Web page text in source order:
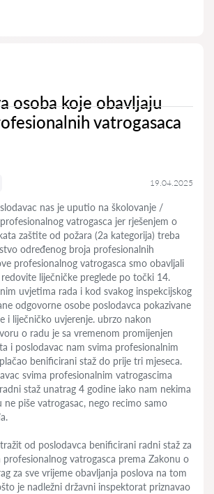
osoba koje obavljaju
vatrogasaca
19.04.2025
nas je uputio na školovanje /
vatrogasca jer rješenjem o
zaštite od požara (2a kategorija) treba
određenog broja profesionalnih
profesionalnog vatrogasca smo obavljali
liječničke preglede po točki 14.
uvjetima rada i kod svakog inspekcijskog
odgovorne osobe poslodavca pokazivane
i liječničko uvjerenje. ubrzo nakon
o radu je sa vremenom promijenjen
i poslodavac nam svima profesionalnim
benificirani staž do prije tri mjeseca.
svima profesionalnim vatrogascima
staž unatrag 4 godine iako nam nekima
piše vatrogasac, nego recimo samo
od poslodavca benificirani radni staž za
profesionalnog vatrogasca prema Zakonu o
za sve vrijeme obavljanja poslova na tom
je nadležni državni inspektorat priznavao